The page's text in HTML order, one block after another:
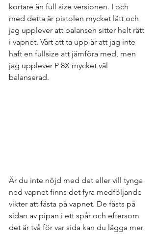
kortare än full size versionen. I och
med detta är pistolen mycket lätt och
jag upplever att balansen sitter helt rätt
i vapnet. Värt att ta upp är att jag inte
haft en fullsize att jämföra med, men
jag upplever P 8X mycket väl
balanserad.
Är du inte nöjd med det eller vill tynga
ned vapnet finns det fyra medföljande
vikter att fästa på vapnet. De fästs på
sidan av pipan i ett spår och eftersom
det är två för var sida kan du lägga mer